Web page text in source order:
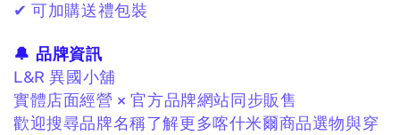
✔ 可加購送禮包裝
🔔 品牌資訊
L&R 異國小舖
實體店面經營 × 官方品牌網站同步販售
歡迎搜尋品牌名稱了解更多喀什米爾商品選物與穿